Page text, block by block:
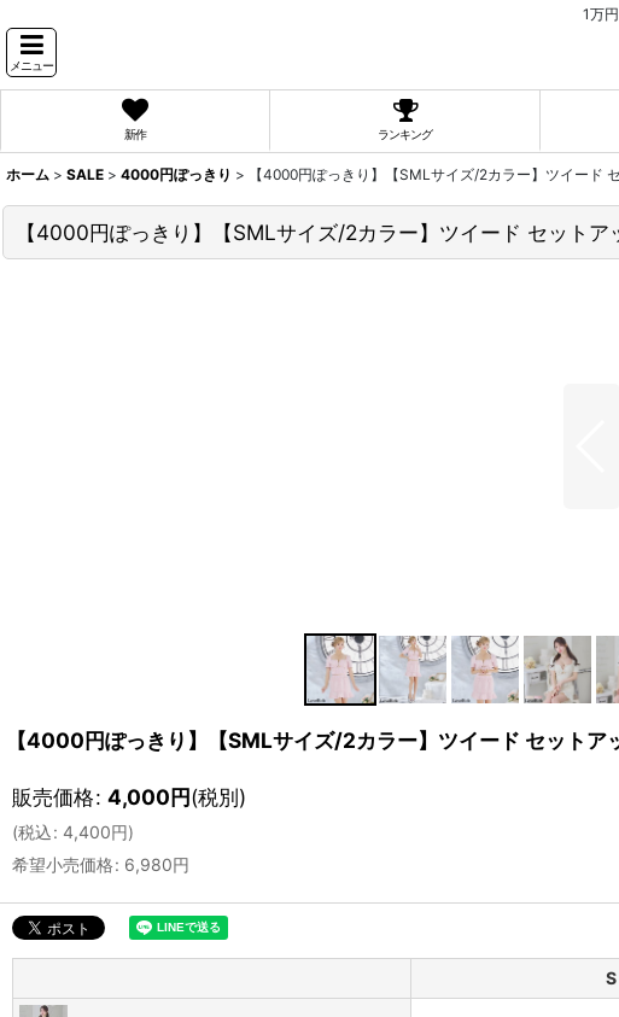
1万
メニュー
新作 ランキング
ホーム > SALE > 4000円ぽっきり > 【4000円ぽっきり】【SMLサイズ/2カラー】ツイード
【4000円ぽっきり】【SMLサイズ/2カラー】ツイード セット
【4000円ぽっきり】【SMLサイズ/2カラー】ツイード セットア
販売価格: 4,000円(税別)
(税込: 4,400円)
希望小売価格: 6,980円
S